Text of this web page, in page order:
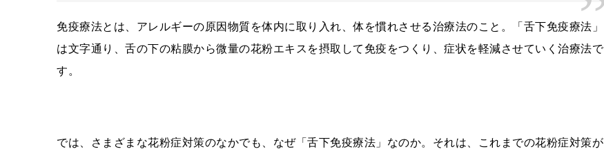
免疫療法とは、アレルギーの原因物質を体内に取り入れ、体を慣れさせる治療法のこと。「舌下免疫療法」
は文字通り、舌の下の粘膜から微量の花粉エキスを摂取して免疫をつくり、症状を軽減させていく治療法で
す。
では、さまざまな花粉症対策のなかでも、なぜ「舌下免疫療法」なのか。それは、これまでの花粉症対策が